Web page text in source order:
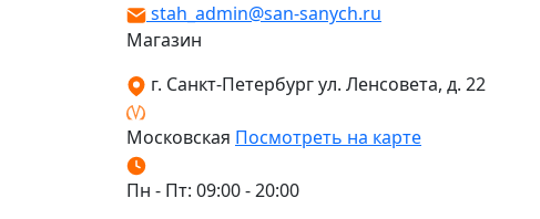
stah_admin@san-sanych.ru
Магазин
г. Санкт-Петербург ул. Ленсовета, д. 22
Московская Посмотреть на карте
Пн - Пт: 09:00 - 20:00